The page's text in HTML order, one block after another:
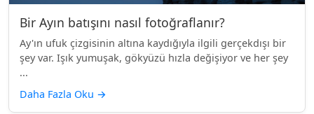
Bir Ayın batışını nasıl fotoğraflanır?
Ay'ın ufuk çizgisinin altına kaydığıyla ilgili gerçekdışı bir
şey var. Işık yumuşak, gökyüzü hızla değişiyor ve her şey
...
Daha Fazla Oku →